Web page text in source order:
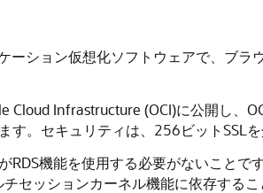
ション仮想化ソフトウェアで、ブ
Cloud Infrastructure (OCI)に公開し、
。セキュリティは、256ビットSSL
RDS機能を使用する必要がないこと
セッションカーネル機能に依存する